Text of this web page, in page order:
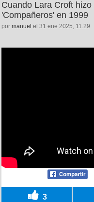
Cuando Lara Croft
'Compañeros' en 1999
por manuel el 31 ene 2025, 11:29
3